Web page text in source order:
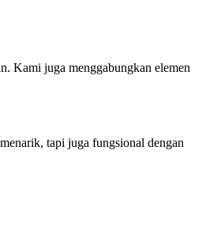
Kami juga menggabungkan elemen
tapi juga fungsional dengan